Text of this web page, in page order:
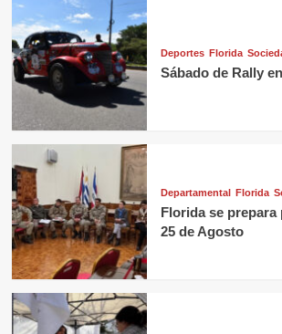
Deportes Florida
Sábado de Rally
Departamental Florida
Florida se prepara
25 de Agosto